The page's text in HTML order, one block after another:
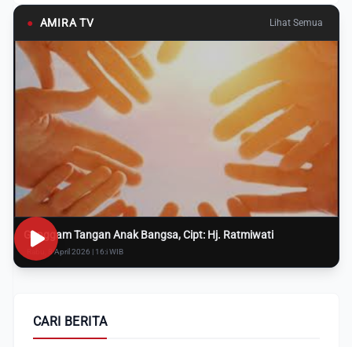
● AMIRA TV Lihat Semua
Genggam Tangan Anak Bangsa, Cipt: Hj. Ratmiwati
Rabu, 8 April 2026 | 16:i WIB
CARI BERITA